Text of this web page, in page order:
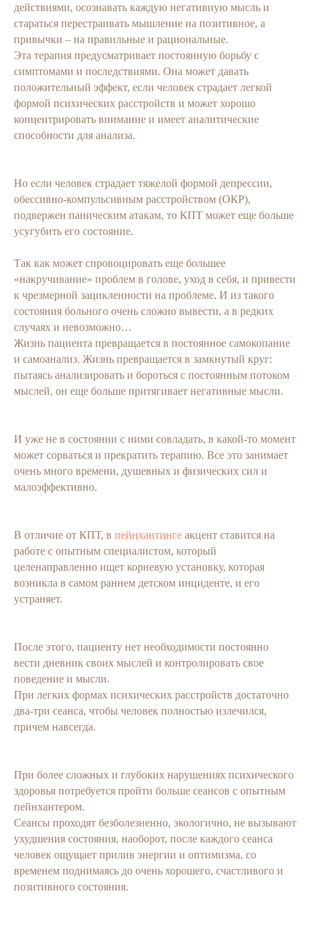
действиями, осознавать каждую негативную мысль и
стараться перестраивать мышление на позитивное, а
привычки – на правильные и рациональные.
Эта терапия предусматривает постоянную борьбу с
симптомами и последствиями. Она может давать
положительный эффект, если человек страдает легкой
формой психических расстройств и может хорошо
концентрировать внимание и имеет аналитические
способности для анализа.
Но если человек страдает тяжелой формой депрессии,
обессивно-компульсивным расстройством (ОКР),
подвержен паническим атакам, то КПТ может еще больше
усугубить его состояние.
Так как может спровоцировать еще большее
«накручивание» проблем в голове, уход в себя, и привести
к чрезмерной зацикленности на проблеме. И из такого
состояния больного очень сложно вывести, а в редких
случаях и невозможно…
Жизнь пациента превращается в постоянное самокопание
и самоанализ. Жизнь превращается в замкнутый круг:
пытаясь анализировать и бороться с постоянным потоком
мыслей, он еще больше притягивает негативные мысли.
И уже не в состоянии с ними совладать, в какой-то момент
может сорваться и прекратить терапию. Все это занимает
очень много времени, душевных и физических сил и
малоэффективно.
В отличие от КПТ, в пейнхантинге акцент ставится на
работе с опытным специалистом, который
целенаправленно ищет корневую установку, которая
возникла в самом раннем детском инциденте, и его
устраняет.
После этого, пациенту нет необходимости постоянно
вести дневник своих мыслей и контролировать свое
поведение и мысли.
При легких формах психических расстройств достаточно
два-три сеанса, чтобы человек полностью излечился,
причем навсегда.
При более сложных и глубоких нарушениях психического
здоровья потребуется пройти больше сеансов с опытным
пейнхантером.
Сеансы проходят безболезненно, экологично, не вызывают
ухудшения состояния, наоборот, после каждого сеанса
человек ощущает прилив энергии и оптимизма, со
временем поднимаясь до очень хорошего, счастливого и
позитивного состояния.